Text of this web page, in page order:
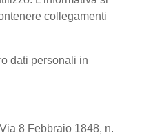
collegamenti
dati personali in
8 Febbraio 1848, n.